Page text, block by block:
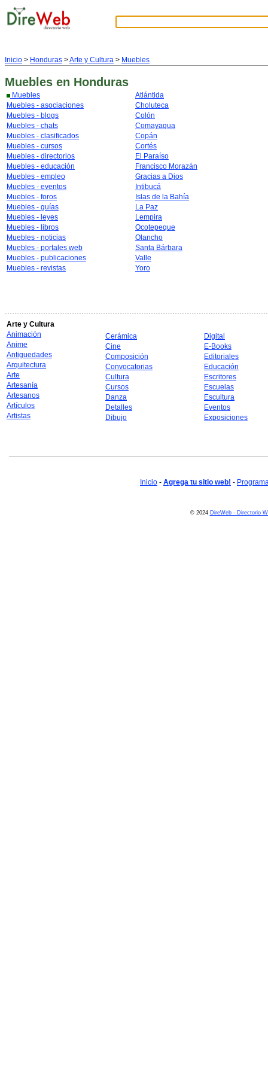
Inicio > Honduras >Arte y Cultura > Muebles
Muebles en Honduras
Muebles
Muebles - asociaciones
Muebles - blogs
Muebles - chats
Muebles - clasificados
Muebles - cursos
Muebles - directorios
Muebles - educación
Muebles - empleo
Muebles - eventos
Muebles - foros
Muebles - guías
Muebles - leyes
Muebles - libros
Muebles - noticias
Muebles - portales web
Muebles - publicaciones
Muebles - revistas
Atlántida
Choluteca
Colón
Comayagua
Copán
Cortés
El Paraíso
Francisco Morazán
Gracias a Dios
Intibucá
Islas de la Bahía
La Paz
Lempira
Ocotepeque
Olancho
Santa Bárbara
Valle
Yoro
Arte y Cultura
Animación
Anime
Antiguedades
Arquitectura
Arte
Artesanía
Artesanos
Artículos
Artistas
Cerámica
Cine
Composición
Convocatorias
Cultura
Cursos
Danza
Detalles
Dibujo
Digital
E-Books
Editoriales
Educación
Escritores
Escuelas
Escultura
Eventos
Exposiciones
Inicio - Agrega tu sitio web! -
© 2024 DireWeb - Directorio